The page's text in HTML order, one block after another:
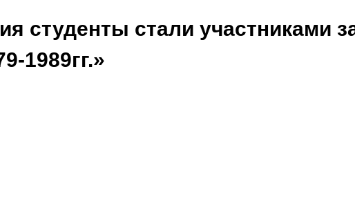
студенты стали участниками
1989гг.»